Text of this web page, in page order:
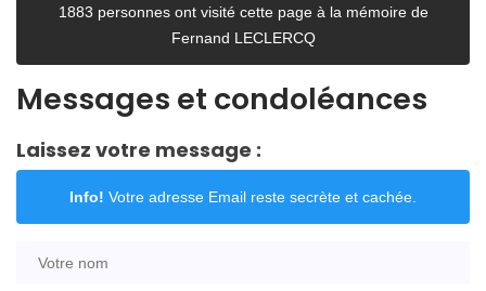
1883 personnes ont visité cette page à la mémoire de
Fernand LECLERCQ
Messages et condoléances
Laissez votre message :
Info! Votre adresse Email reste secrète et cachée.